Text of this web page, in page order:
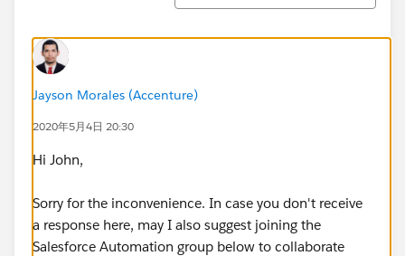
Jayson Morales (Accenture)
2020年5月4日 20:30
Hi John,
Sorry for the inconvenience. In case you don't receive
a response here, may I also suggest joining the
Salesforce Automation group below to collaborate